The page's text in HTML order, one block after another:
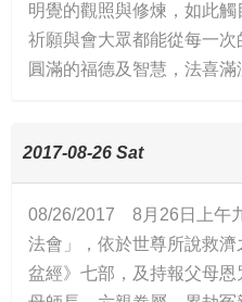
明覺的觀照與修煉，如此觸
祈願與會大眾都能從每一
圓滿的福德及智慧，法喜滿
2017-08-26 Sat
08/26/2017 8月26日上午
法會」，依於世尊所說救濟
盆經》七部，及持報父母恩